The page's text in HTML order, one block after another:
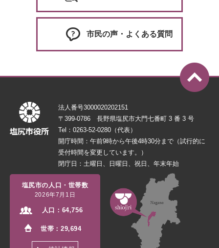
市民の声・よくある質問
法人番号3000020202151
〒399-0786 長野県塩尻市大門七番町 3 番 3 号
Tel：0263-52-0280（代表）
開庁時間：午前9時から午後4時30分まで（試行的に
受付時間を変更しています。）
閉庁日：土曜日、日曜日、祝日、年末年始
塩尻市の人口・世帯数
2026年7月1日
人口： 64,756
世帯：29,694